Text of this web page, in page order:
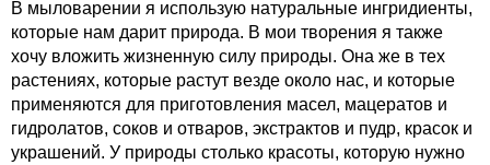
В мыловарении я использую натуральные ингридиенты,
которые нам дарит природа. В мои творения я также
хочу вложить жизненную силу природы. Она же в тех
растениях, которые растут везде около нас, и которые
применяются для приготовления масел, мацератов и
гидролатов, соков и отваров, экстрактов и пудр, красок и
украшений. У природы столько красоты, которую нужно